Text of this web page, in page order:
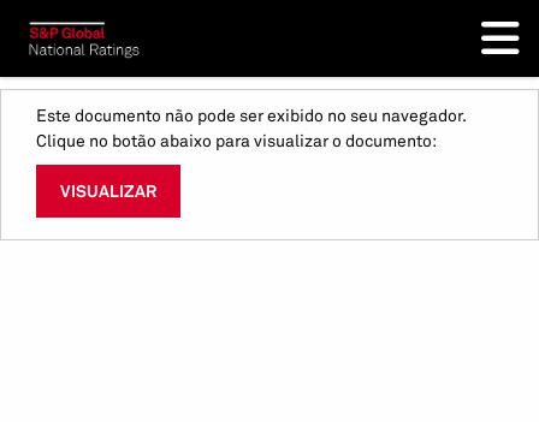
Este documento não pode ser exibido no seu navegador.
Clique no botão abaixo para visualizar o documento:
VISUALIZAR